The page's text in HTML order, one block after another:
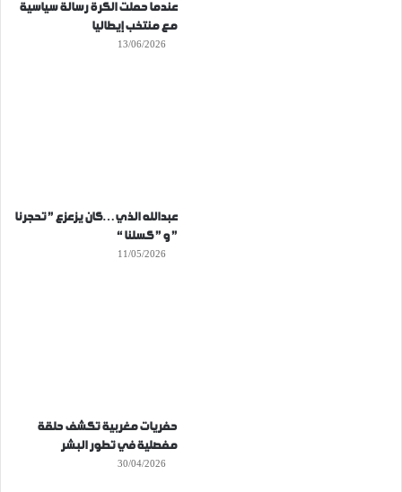
عندما حملت الكرة رسالة سياسية
مع منتخب إيطاليا
13/06/2026
عبدالله الذي…كان يزعزع ” تحجرنا
” و ” كسلنا “
11/05/2026
حفريات مغربية تكشف حلقة
مفصلية في تطور البشر
30/04/2026